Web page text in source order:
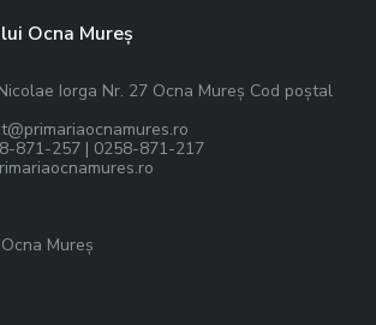
Ocna Mureș
Iorga Nr. 27 Ocna Mureș Cod poștal
871-257 | 0258-871-217
Mureș